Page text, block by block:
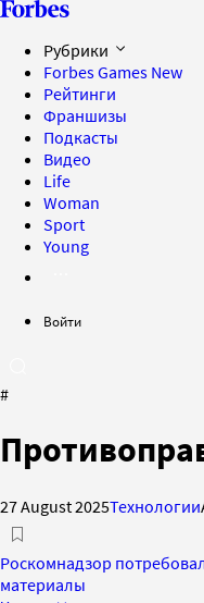
Рубрики
Forbes Games New
Рейтинги
Франшизы
Подкасты
Видео
Life
Woman
Sport
Young
Войти
#
27 August 2025Технологии
Роскомнадзор
материалы